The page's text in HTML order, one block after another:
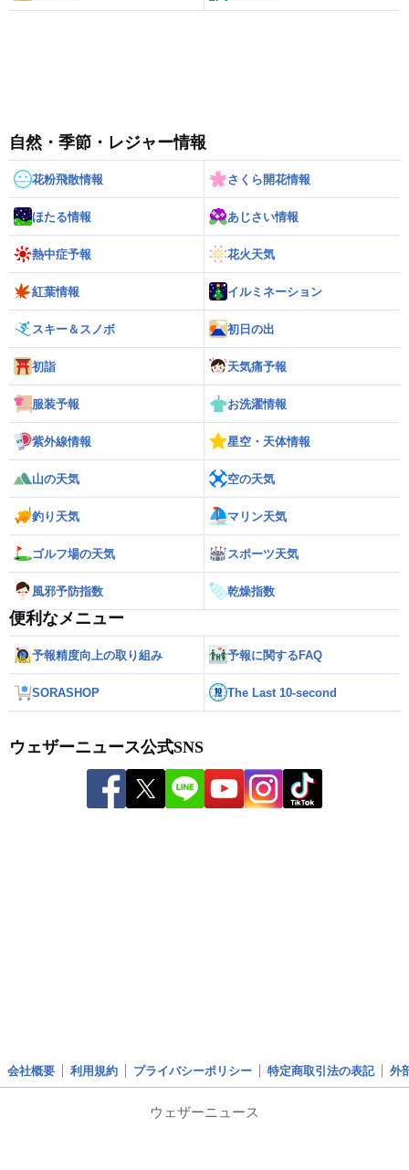
自然・季節・レジャー情報
花粉飛散情報 さくら開花情報
ほたる情報 あじさい情報
熱中症予報 花火天気
紅葉情報 イルミネーション
スキー＆スノボ 初日の出
初詣 天気痛予報
服装予報 お洗濯情報
紫外線情報 星空・天体情報
山の天気 空の天気
釣り天気 マリン天気
ゴルフ場の天気 スポーツ天気
風邪予防指数 乾燥指数
便利なメニュー
予報精度向上の取り組み 予報に関するFAQ
SORASHOP The Last 10-second
ウェザーニュース公式SNS
会社概要 利用規約 プライバシーポリシー 特定商取引法の表記 外
ウェザーニュース